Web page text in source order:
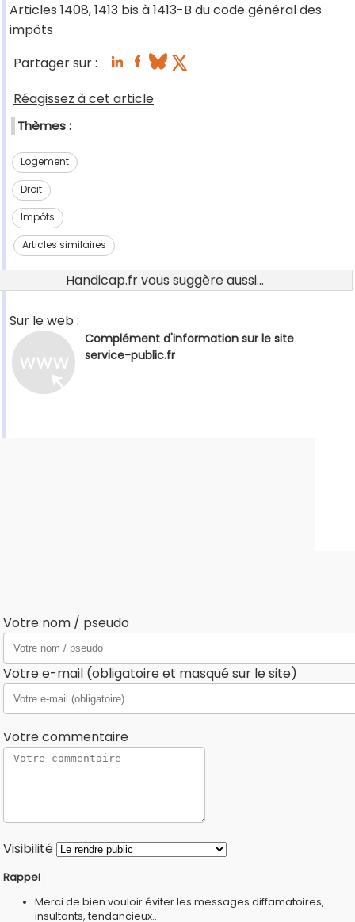
Articles 1408, 1413 bis à 1413-B du code général des
impôts
Partager sur :
Réagissez à cet article
Thèmes :
Logement
Droit
Impôts
Articles similaires
Handicap.fr vous suggère aussi...
Sur le web :
Complément d'information sur le site
service-public.fr
Votre nom / pseudo
Votre e-mail (obligatoire et masqué sur le site)
Votre commentaire
Visibilité
Rappel :
Merci de bien vouloir éviter les messages diffamatoires,
insultants, tendancieux...